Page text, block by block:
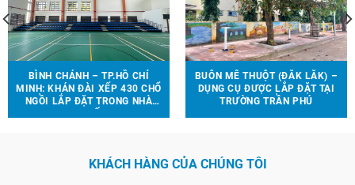
BÌNH CHÁNH – TP.HỒ CHÍ
MINH: KHÁN ĐÀI XẾP 430 CHỔ
NGỒI LẮP ĐẶT TRONG NHÀ
BUÔN MÊ THUỘT (ĐẮK LẮK) –
DỤNG CỤ ĐƯỢC LẮP ĐẶT TẠI
TRƯỜNG TRẦN PHÚ
KHÁCH HÀNG CỦA CHÚNG TÔI